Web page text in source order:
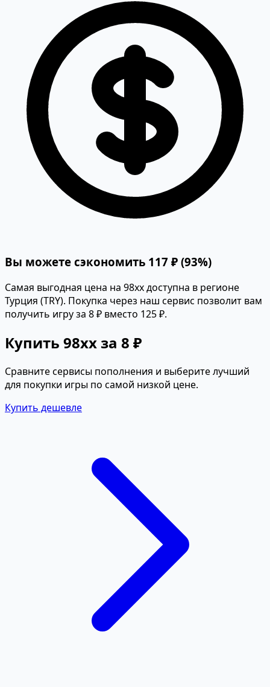
Вы можете сэкономить 117 ₽ (93%)
Самая выгодная цена на 98xx доступна в регионе
Турция (TRY). Покупка через наш сервис позволит вам
получить игру за 8 ₽ вместо 125 ₽.
Купить 98xx за 8 ₽
Сравните сервисы пополнения и выберите лучший
для покупки игры по самой низкой цене.
Купить дешевле